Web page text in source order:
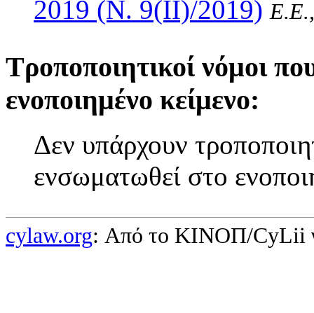
2019 (Ν. 9(II)/2019)
Τροποποιητικοί νόμοι
ενοποιημένο κείμενο:
Δεν υπάρχουν
ενσωματωθεί στο
cylaw.org: Από το ΚΙΝOΠ/CyLii